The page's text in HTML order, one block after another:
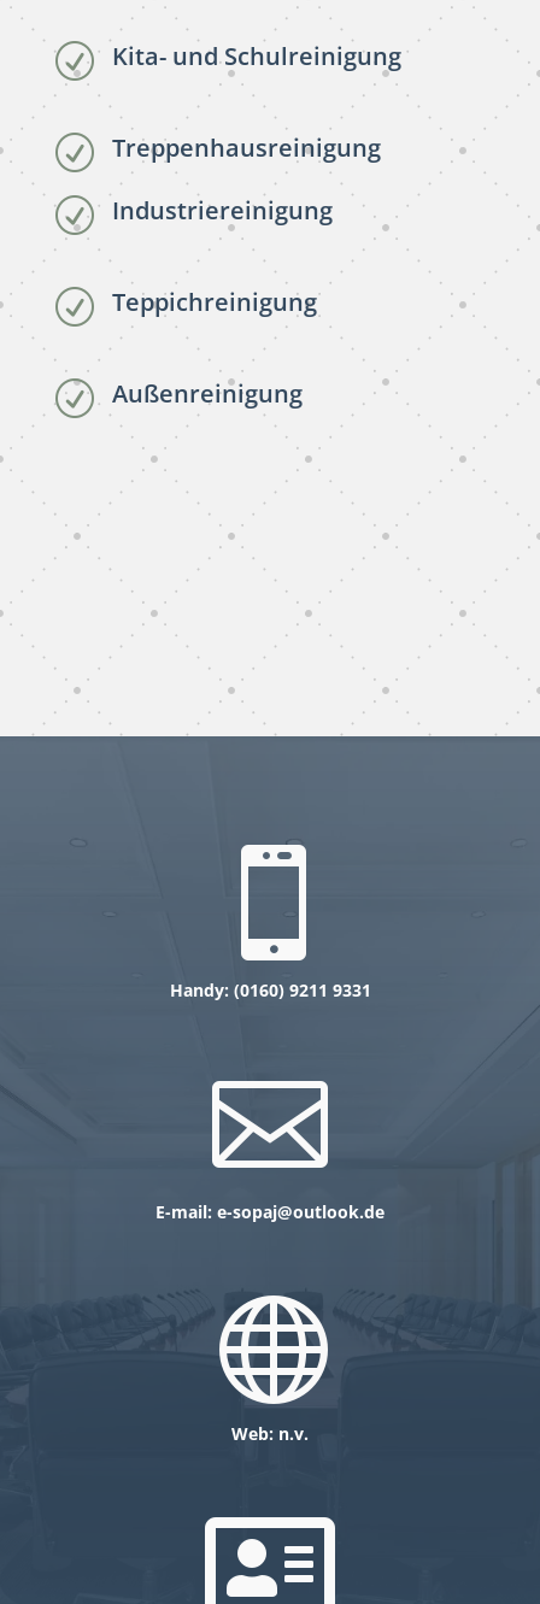
R Kita- und Schulreinigung
R Treppenhausreinigung
R Industriereinigung
R Teppichreinigung
R Außenreinigung
subunternehmer reinigung
Bad Krozingen
subunternehmer gebäudereinigung Bad
gebäudereinigung subunternehmer Bad
Krozingen

Handy: (0160) 9211 9331

E-mail: e-sopaj@outlook.de

Web: n.v.
